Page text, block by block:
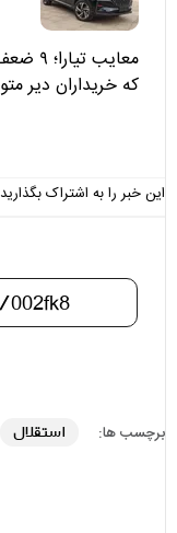
معایب
که خریداران دیر
این خبر را به اشتراک
برچسب ها: استقلال